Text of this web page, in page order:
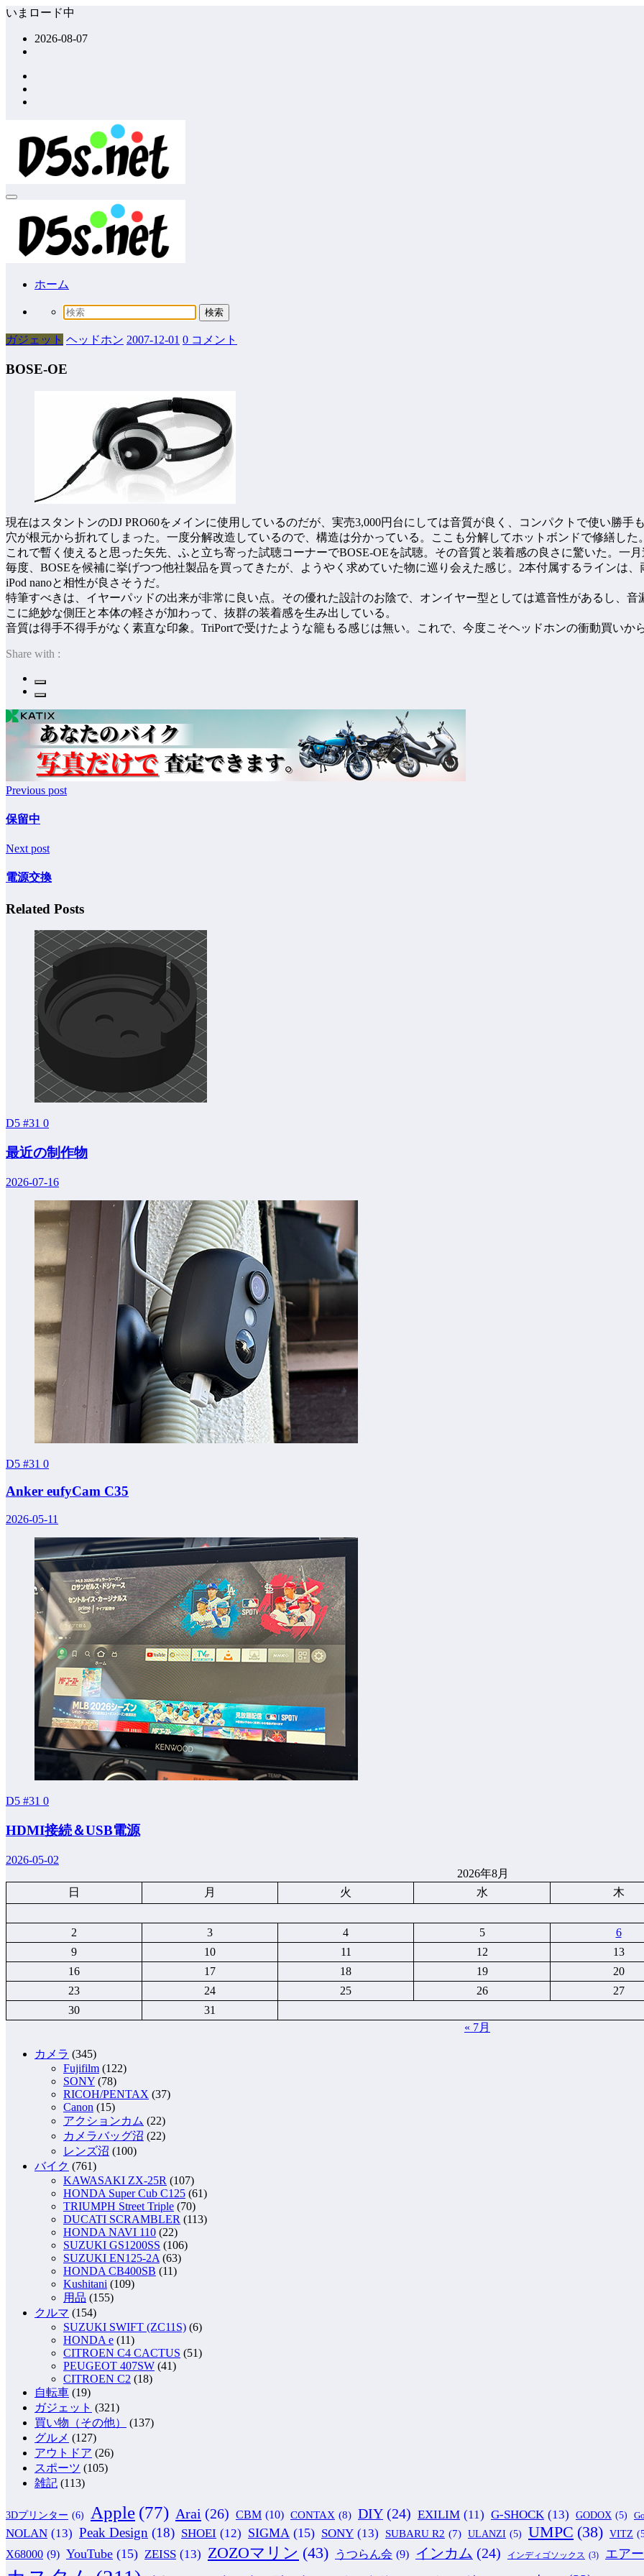
コ
いまロード中
2026-08-07
ホーム
ガジェット ヘッドホン 2007-12-01 0 コメント
BOSE-OE
現在はスタントンのDJ PRO60をメインに使用しているのだが、実売3,000円台にしては音質が良く、コンパクトで使い勝
穴が根元から折れてしまった。一度分解改造しているので、構造は分かっている。ここも分解してホットボンドで修繕した。
これで暫く使えると思った矢先、ふと立ち寄った試聴コーナーでBOSE-OEを試聴。その音質と装着感の良さに驚いた。一
毎度、BOSEを候補に挙げつつ他社製品を買ってきたが、ようやく求めていた物に巡り会えた感じ。2本付属するラインは
iPod nanoと相性が良さそうだ。
特筆すべきは、イヤーパッドの出来が非常に良い点。その優れた設計のお陰で、オンイヤー型としては遮音性があるし、
こに絶妙な側圧と本体の軽さが加わって、抜群の装着感を生み出している。
音質は得手不得手がなく素直な印象。TriPortで受けたような籠もる感じは無い。これで、今度こそヘッドホンの衝動買いか
Share with :
Previous post
保留中
Next post
電源交換
Related Posts
D5 #31 0
最近の制作物
2026-07-16
D5 #31 0
Anker eufyCam C35
2026-05-11
D5 #31 0
HDMI接続＆USB電源
2026-05-02
2026年8月
日
月 火 水 木
2
3 4 5 6
9
10 11 12 13
16
17 18 19 20
23
24 25 26 27
30
31
« 7月
カメラ (345)
Fujifilm (122)
SONY (78)
RICOH/PENTAX (37)
Canon (15)
アクションカム (22)
カメラバッグ沼 (22)
レンズ沼 (100)
バイク (761)
KAWASAKI ZX-25R (107)
HONDA Super Cub C125 (61)
TRIUMPH Street Triple (70)
DUCATI SCRAMBLER (113)
HONDA NAVI 110 (22)
SUZUKI GS1200SS (106)
SUZUKI EN125-2A (63)
HONDA CB400SB (11)
Kushitani (109)
用品 (155)
クルマ (154)
SUZUKI SWIFT (ZC11S) (6)
HONDA e (11)
CITROEN C4 CACTUS (51)
PEUGEOT 407SW (41)
CITROEN C2 (18)
自転車 (19)
ガジェット (321)
買い物（その他）
(137)
グルメ (127)
アウトドア (26)
スポーツ (105)
雑記 (113)
3Dプリンター (6) Apple (77) Arai (26) CBM (10) CONTAX (8) DIY (24) EXILIM (11) G-SHOCK (13) GODOX (5)
NOLAN (13) Peak Design (18) SHOEI (12) SIGMA (15) SONY (13) SUBARU R2 (7) ULANZI (5) UMPC (38) VITZ
X68000 (9) YouTube (15) ZEISS (13) ZOZOマリン (43) うつらん会 (9) インカム (24) インディゴソックス (3) エア